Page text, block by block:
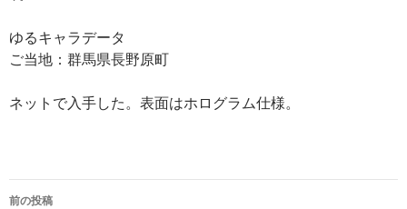
ゆるキャラデータ
ご当地：群馬県長野原町
ネットで入手した。表面はホログラム仕様。
投
前の投稿